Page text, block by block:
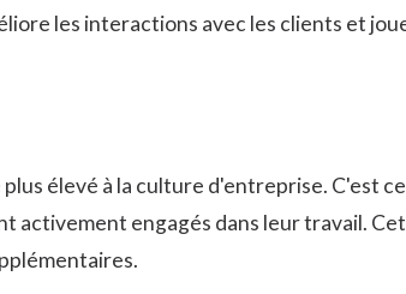
les interactions avec les clients et
élevé à la culture d'entreprise. C'est
activement engagés dans leur travail.